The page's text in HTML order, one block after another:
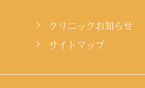
クリニックお知らせ
サイトマップ